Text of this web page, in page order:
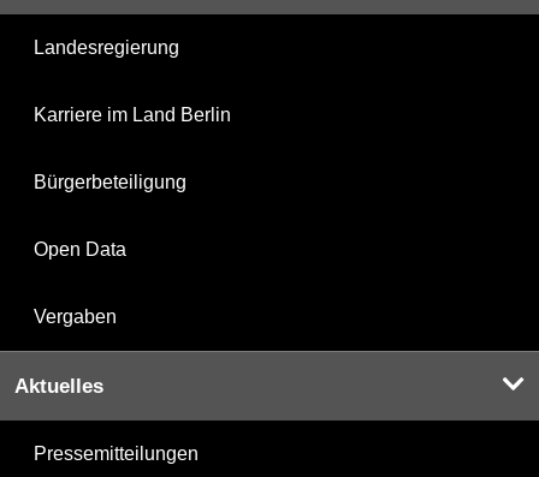
Landesregierung
Karriere im Land Berlin
Bürgerbeteiligung
Open Data
Vergaben
Aktuelles
Pressemitteilungen